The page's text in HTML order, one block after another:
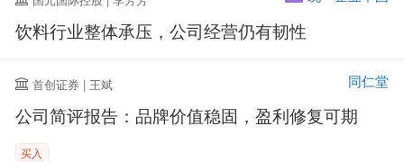
饮料行业整体承压，公司经营仍有韧性
首创证券 | 王斌 同仁堂
公司简评报告：品牌价值稳固，盈利修复可期
买入